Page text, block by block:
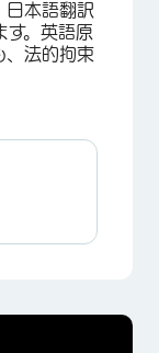
日本語翻訳
す。英語原
、法的拘束